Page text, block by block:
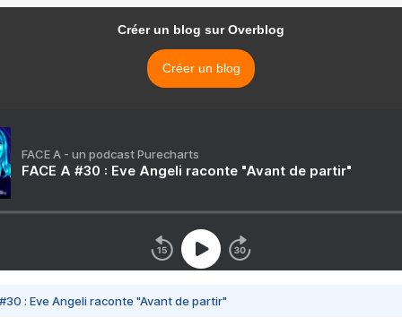
Créer un blog sur Overblog
Créer un blog
FACE A - un podcast Purecharts
FACE A #30 : Eve Angeli raconte "Avant de partir"
#30 : Eve Angeli raconte "Avant de partir"